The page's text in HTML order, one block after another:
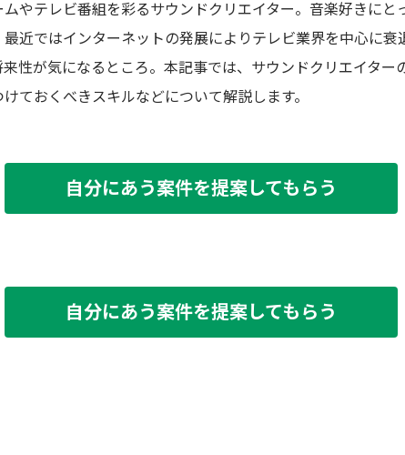
やテレビ番組を彩るサウンドクリエイター。音楽好きにと
近ではインターネットの発展によりテレビ業界を中心に衰
来性が気になるところ。本記事では、サウンドクリエイター
ておくべきスキルなどについて解説します。
自分にあう案件を提案してもらう
自分にあう案件を提案してもらう